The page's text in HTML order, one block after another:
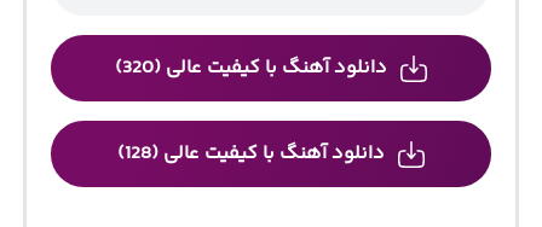
دانلود آهنگ با کیفیت عالی (320)
دانلود آهنگ با کیفیت عالی (128)